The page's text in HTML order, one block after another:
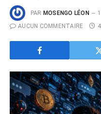
PAR MOSENGO LÉON
AUCUN COMMENTAIRE